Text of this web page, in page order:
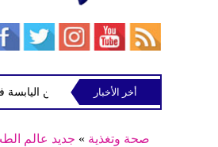
الاستوائية "مايماي" تقترب من اليابسة في
أخر الأخبار
صحة وتغذية » جديد عالم